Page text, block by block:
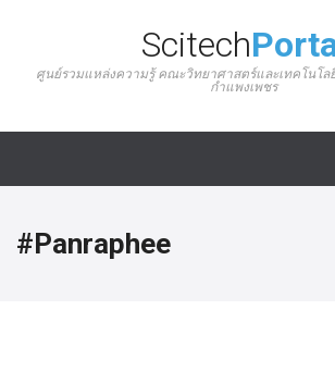
Scitech
ศูนย์รวมแหล่งความรู้ คณะวิทยาศาสตร์และเทคโนโ
กำแพงเพชร
#Panraphee